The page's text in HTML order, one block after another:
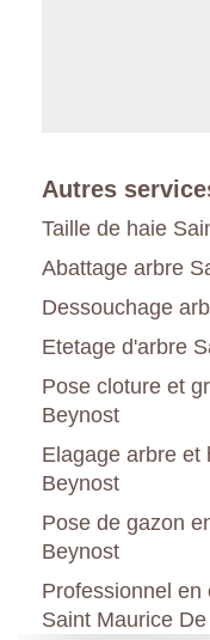
Autres
Taille de haie
Abattage arbre
Dessouchage
Etetage d'arbre
Pose cloture et
Beynost
Elagage arbre et
Beynost
Pose de gazon
Beynost
Professionnel en
Saint Maurice